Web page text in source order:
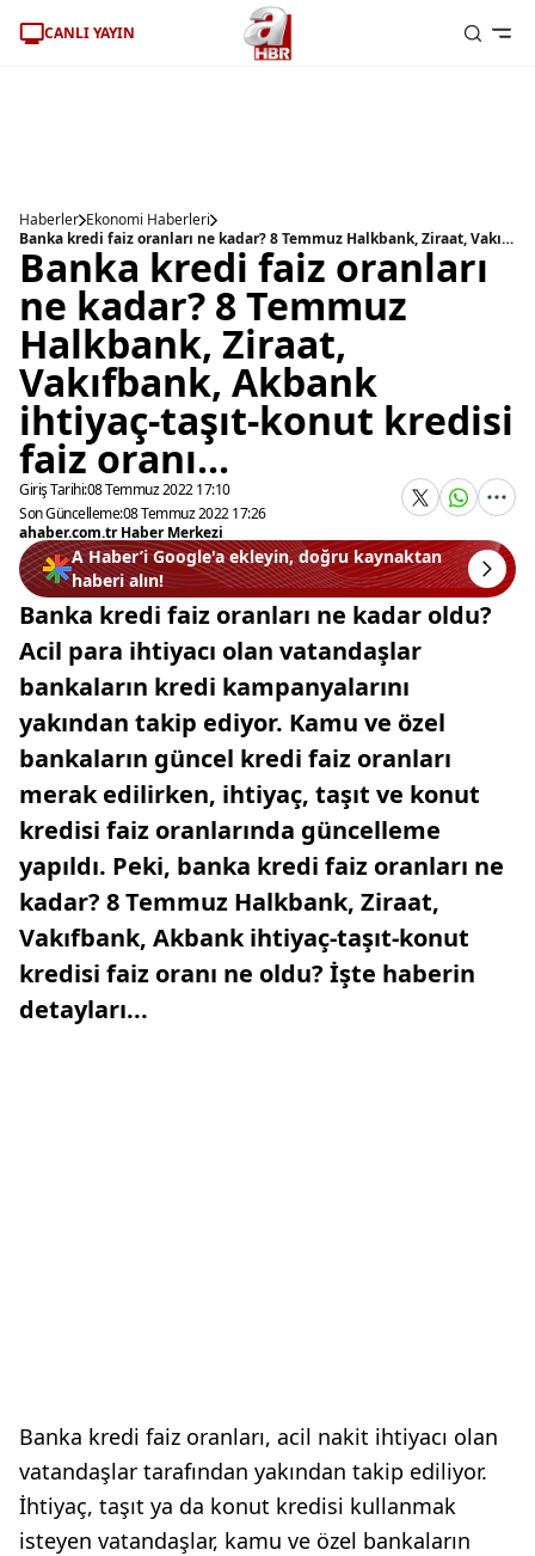
CANLI YAYIN
Haberler Ekonomi Haberleri
Banka kredi faiz oranları ne kadar? 8 Temmuz Halkbank, Ziraat, Vakıfbank, Akbank ihtiyaç-taşıt-konut kredisi faiz oranı...
Banka kredi faiz oranları
ne kadar? 8 Temmuz
Halkbank, Ziraat,
Vakıfbank, Akbank
ihtiyaç-taşıt-konut kredisi
faiz oranı...
Giriş Tarihi:08 Temmuz 2022 17:10
Son Güncelleme:08 Temmuz 2022 17:26
ahaber.com.tr Haber Merkezi
A Haber’i Google'a ekleyin, doğru kaynaktan
haberi alın!
Banka kredi faiz oranları ne kadar oldu?
Acil para ihtiyacı olan vatandaşlar
bankaların kredi kampanyalarını
yakından takip ediyor. Kamu ve özel
bankaların güncel kredi faiz oranları
merak edilirken, ihtiyaç, taşıt ve konut
kredisi faiz oranlarında güncelleme
yapıldı. Peki, banka kredi faiz oranları ne
kadar? 8 Temmuz Halkbank, Ziraat,
Vakıfbank, Akbank ihtiyaç-taşıt-konut
kredisi faiz oranı ne oldu? İşte haberin
detayları...
Banka kredi faiz oranları, acil nakit ihtiyacı olan
vatandaşlar tarafından yakından takip ediliyor.
İhtiyaç, taşıt ya da konut kredisi kullanmak
isteyen vatandaşlar, kamu ve özel bankaların